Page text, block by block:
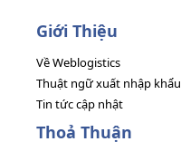
Giới Thiệu
Về Weblogistics
Thuật ngữ xuất nhập khẩu
Tin tức cập nhật
Thoả Thuận